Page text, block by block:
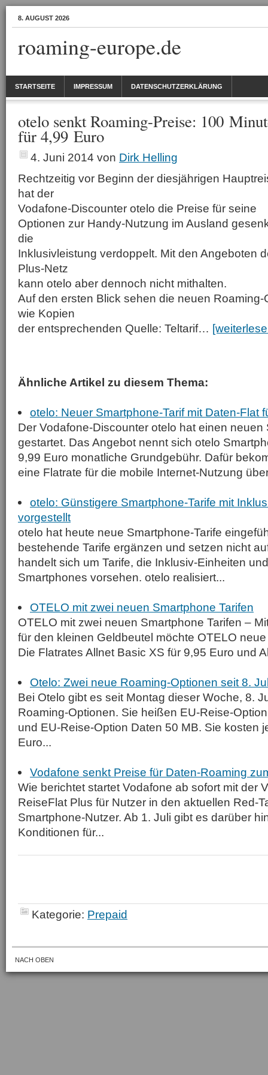
8. AUGUST 2026
roaming-europe.de
STARTSEITE IMPRESSUM DATENSCHUTZERKLÄRUNG
otelo senkt Roaming-Preise: 100
für 4,99 Euro
4. Juni 2014 von Dirk Helling
Rechtzeitig vor Beginn der diesjährigen
hat der
Vodafone-Discounter otelo die Preise für seine
Optionen zur Handy-Nutzung im Ausland
die
Inklusivleistung verdoppelt. Mit den Angeboten
Plus-Netz
kann otelo aber dennoch nicht mithalten.
Auf den ersten Blick sehen die neuen
wie Kopien
der entsprechenden Quelle: Teltarif…
Ähnliche Artikel zu diesem Thema:
otelo: Neuer Smartphone-Tarif mit Daten-Flat
Der Vodafone-Discounter otelo hat einen neuen
gestartet. Das Angebot nennt sich otelo
9,99 Euro monatliche Grundgebühr. Dafür
eine Flatrate für die mobile Internet-Nutzung
otelo: Günstigere Smartphone-Tarife mit
vorgestellt
otelo hat heute neue Smart­phone-Tarife
bestehende Tarife ergänzen und setzen nicht
handelt sich um Tarife, die Inklusiv-Einheiten
Smart­phones vorsehen. otelo realisiert...
OTELO mit zwei neuen Smartphone Tarifen
OTELO mit zwei neuen Smartphone Tarifen –
für den kleinen Geldbeutel möchte OTELO
Die Flatrates Allnet Basic XS für 9,95 Euro und
Otelo: Zwei neue Roaming-Optionen seit 8.
Bei Otelo gibt es seit Montag dieser Woche, 8.
Roaming-Optionen. Sie heißen EU-Reise-
und EU-Reise-Option Daten 50 MB. Sie kosten
Euro...
Vodafone senkt Preise für Daten-Roaming
Wie berichtet startet Vodafone ab sofort mit der
ReiseFlat Plus für Nutzer in den aktuellen Red-
Smartphone-Nutzer. Ab 1. Juli gibt es darüber
Konditionen für...
Kategorie: Prepaid
NACH OBEN